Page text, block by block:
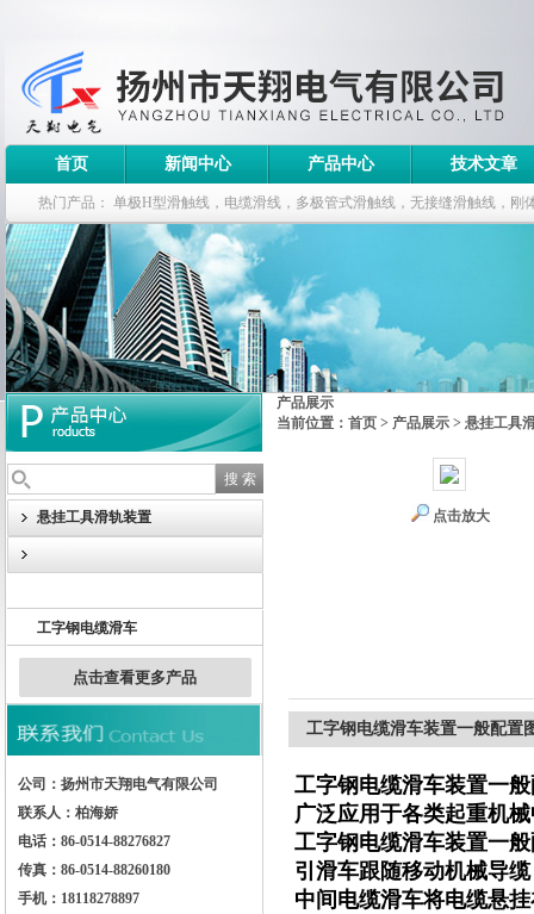
扬州市天翔电气有限公司
首页 新闻中心 产品中心 技术文章
热门产品： 单极H型滑触线，电缆滑线，多极管式滑触线，无接缝滑触线，刚
钢电缆滑车
悬挂工具滑轨装置
Ω-W轨道导轨
工字钢电缆滑车
点击查看更多产品
公司：扬州市天翔电气有限公司
联系人：柏海娇
电话：86-0514-88276827
传真：86-0514-88260180
手机：18118278897
产品展示
当前位置： 首页 > 产品展示 > 悬挂工具
点击放大
工字钢电缆滑车装置一般配置
工字钢电缆滑车装置一
广泛应用于各类起重机
工字钢电缆滑车装置一
引滑车跟随移动机械导
中间电缆滑车将电缆悬